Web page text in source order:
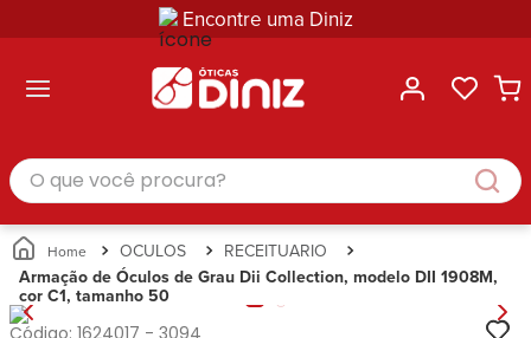
Encontre uma Diniz
Masculino
Feminino
Infantil
Unissex
Busque
Por
Marcas
Categorias
Masculino
Feminino
Infantil
Unissex
Busque
Por
Correntes
para
Óculos
Estojos
para
Óculos
Soluções
Busque
Ray-
Ban
Prada
Categoria
Armações
de Óculos
Óculos
de Sol
Corrente
para
O que você procura?
OCULOS
RECEITUARIO
Armação de Óculos de Grau Dii Collection, modelo DII 1908M,
cor C1, tamanho 50
Código: 1624017 - 3094